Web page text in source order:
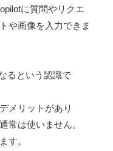
に質問やリクエ
や画像を入力できま
るという認識で
メリットがあり
常は使いません。
す。